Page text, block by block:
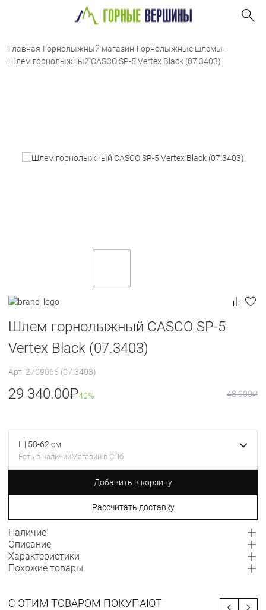
Главная-Горнолыжный магазин-Горнолыжные шлемы-
Шлем горнолыжный CASCO SP-5 Vertex Black (07.3403)
Шлем горнолыжный CASCO SP-5
Vertex Black (07.3403)
Арт: 2709065 (07.3403)
29 340.00₽40% 48 900₽
L | 58-62 см
Есть в наличииМагазин в СПб
Добавить в корзину
Рассчитать доставку
Наличие
Описание
Характеристики
Похожие товары
С ЭТИМ ТОВАРОМ ПОКУПАЮТ